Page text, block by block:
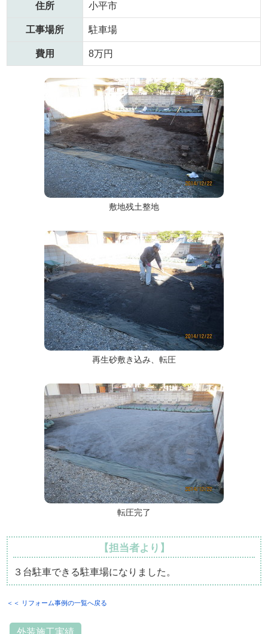
住所 小平市
工事場所 駐車場
費用 8万円
敷地残土整地
再生砂敷き込み、転圧
転圧完了
【担当者より】
３台駐車できる駐車場になりました。
＜＜ リフォーム事例の一覧へ戻る
外装施工実績